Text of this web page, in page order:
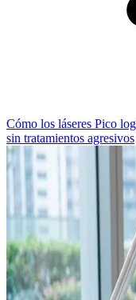
Cómo los láseres Pico
sin tratamientos agresivos